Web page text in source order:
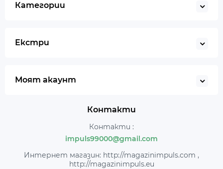
Категории
Екстри
Моят акаунт
Контакти
Контакти :
impuls99000@gmail.com
Интернет магазин: http://magazinimpuls.com ,
http://magazinimpuls.eu